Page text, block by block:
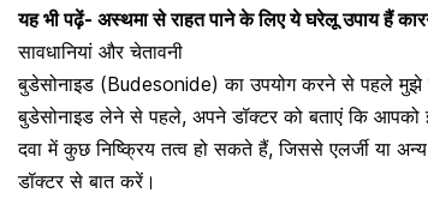
यह भी पढ़ें- अस्थमा से राहत पाने के लिए ये घरेलू उपाय हैं
सावधानियां और चेतावनी
बुडेसोनाइड (Budesonide) का उपयोग करने से पहले मुझे
बुडेसोनाइड लेने से पहले, अपने डॉक्टर को बताएं कि आपको
दवा में कुछ निष्क्रिय तत्व हो सकते हैं, जिससे एलर्जी या
डॉक्टर से बात करें।